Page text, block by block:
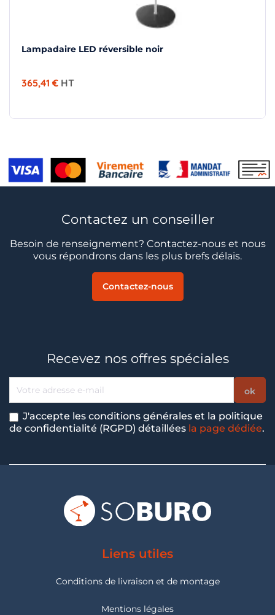
Lampadaire LED réversible noir
365,41 € HT
Contactez un conseiller
Besoin de renseignement? Contactez-nous et nous
vous répondrons dans les plus brefs délais.
Contactez-nous
Recevez nos offres spéciales
J'accepte les conditions générales et la politique
de confidentialité (RGPD) détaillées la page dédiée.
Liens utiles
Conditions de livraison et de montage
Mentions légales